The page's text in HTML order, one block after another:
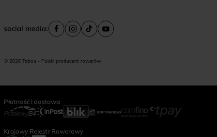
social media:
© 2026 Tabou - Polski producent rowerów
Płatność i dostawa
Krajowy Rejestr Rowerowy